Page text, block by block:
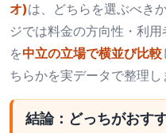
オ)は、どちらを選ぶべき
ジでは料金の方向性・利
を中立の立場で横並び比較
ちらかを実データで整理し
結論：どっちがおす